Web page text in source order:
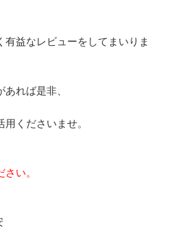
益なレビューをしてまいりま
れば是非、
くださいませ。
い。